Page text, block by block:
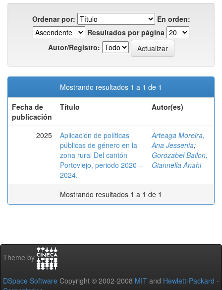
Ordenar por:
En orden:
Resultados por página
Autor/Registro:
Mostrando resultados 1 a 1 de 1
Fecha de
publicación
Título Autor(es)
2025
Aplicación de políticas
públicas de género en la
zona rural Del cantón
Portoviejo, periodo 2020 –
2024.
Arteaga Moreira,
Ana Jessenia;
Gorozabel Bailon,
Giannella Anahi
Mostrando resultados 1 a 1 de 1
Theme by
DSpace Software Copyright © 2002-2008 MIT and Hewlett-Packard -